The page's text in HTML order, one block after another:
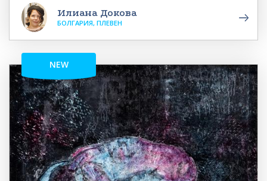
Илиана Докова
БОЛГАРИЯ, ПЛЕВЕН
NEW